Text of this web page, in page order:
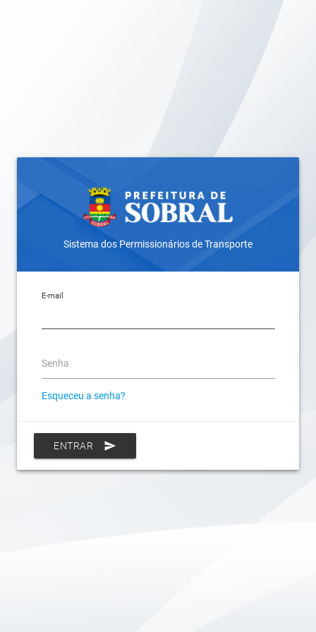
Sistema dos Permissionários de Transporte
E-mail
Senha
Esqueceu a senha?
ENTRAR send